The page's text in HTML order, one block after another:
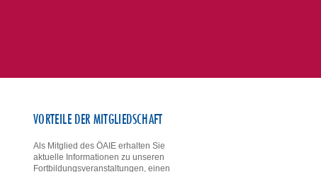
VORTEILE DER MITGLIEDSCHAFT
Als Mitglied des ÖAIE erhalten Sie
aktuelle Informationen zu unseren
Fortbildungsveranstaltungen, einen